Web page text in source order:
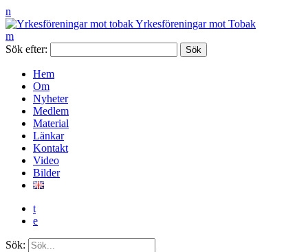
n
Yrkesföreningar mot Tobak
m
Sök efter:
Hem
Om
Nyheter
Medlem
Material
Länkar
Kontakt
Video
Bilder
t
e
Sök: